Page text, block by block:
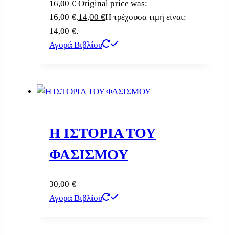
16,00€ Original price was:
16,00 €.14,00 €Η τρέχουσα τιμή είναι:
14,00 €.
Αγορά Βιβλίου
Η ΙΣΤΟΡΙΑ ΤΟΥ
ΦΑΣΙΣΜΟΥ
30,00 €
Αγορά Βιβλίου